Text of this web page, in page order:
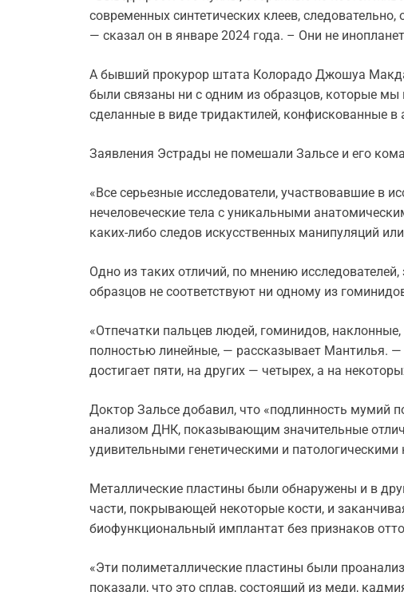
современных синтетических клеев,
— сказал он в январе 2024 года. – Они не
А бывший прокурор штата Колорадо Джошуа
были связаны ни с одним из образцов, которые
сделанные в виде тридактилей, конфискованные в
Заявления Эстрады не помешали Зальсе и его
«Все серьезные исследователи, участвовавшие в
нечеловеческие тела с уникальными
каких-либо следов искусственных манипуляций
Одно из таких отличий, по мнению
образцов не соответствуют ни одному из
«Отпечатки пальцев людей, гоминидов,
полностью линейные, — рассказывает Мантилья. —
достигает пяти, на других — четырех, а на
Доктор Зальсе добавил, что «подлинность мумий
анализом ДНК, показывающим значительные
удивительными генетическими и патологическими
Металлические пластины были обнаружены и в
части, покрывающей некоторые кости, и
биофункциональный имплантат без признаков
«Эти полиметаллические пластины были
показали, что это сплав, состоящий из меди,